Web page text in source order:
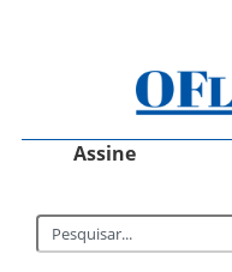
Assine